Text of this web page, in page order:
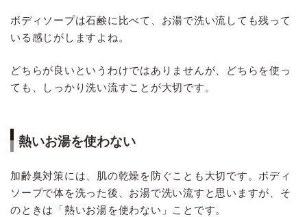
ボディソープは石鹸に比べて、お湯で洗い流しても残って
いる感じがしますよね。
どちらが良いというわけではありませんが、どちらを使っ
ても、しっかり洗い流すことが大切です。
熱いお湯を使わない
加齢臭対策には、肌の乾燥を防ぐことも大切です。ボディ
ソープで体を洗った後、お湯で洗い流すと思いますが、そ
のときは「熱いお湯を使わない」ことです。